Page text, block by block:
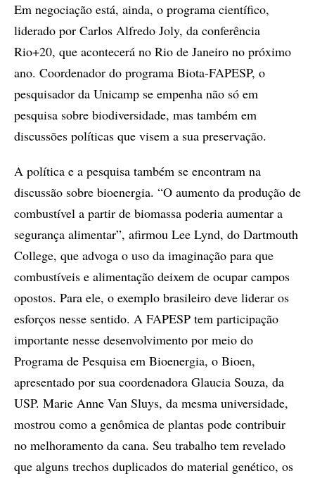
Em negociação está, ainda, o programa científico,
liderado por Carlos Alfredo Joly, da conferência
Rio+20, que acontecerá no Rio de Janeiro no próximo
ano. Coordenador do programa Biota-FAPESP, o
pesquisador da Unicamp se empenha não só em
pesquisa sobre biodiversidade, mas também em
discussões políticas que visem a sua preservação.
A política e a pesquisa também se encontram na
discussão sobre bioenergia. “O aumento da produção de
combustível a partir de biomassa poderia aumentar a
segurança alimentar”, afirmou Lee Lynd, do Dartmouth
College, que advoga o uso da imaginação para que
combustíveis e alimentação deixem de ocupar campos
opostos. Para ele, o exemplo brasileiro deve liderar os
esforços nesse sentido. A FAPESP tem participação
importante nesse desenvolvimento por meio do
Programa de Pesquisa em Bioenergia, o Bioen,
apresentado por sua coordenadora Glaucia Souza, da
USP. Marie Anne Van Sluys, da mesma universidade,
mostrou como a genômica de plantas pode contribuir
no melhoramento da cana. Seu trabalho tem revelado
que alguns trechos duplicados do material genético, os